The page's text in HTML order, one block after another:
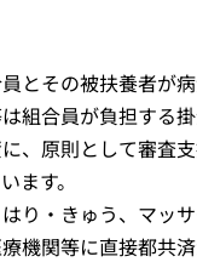
とその被扶養者が
組合員が負担する
、原則として審査
ます。
り・きゅう、マッサ
機関等に直接都共